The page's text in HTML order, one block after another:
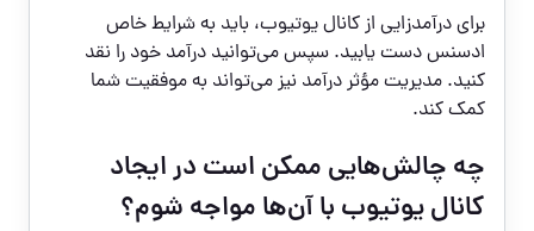
برای درآمدزایی از کانال یوتیوب، باید به شرایط خاص
ادسنس دست یابید. سپس می‌توانید درآمد خود را نقد
کنید. مدیریت مؤثر درآمد نیز می‌تواند به موفقیت شما
کمک کند.
چه چالش‌هایی ممکن است در ایجاد
کانال یوتیوب با آن‌ها مواجه شوم؟